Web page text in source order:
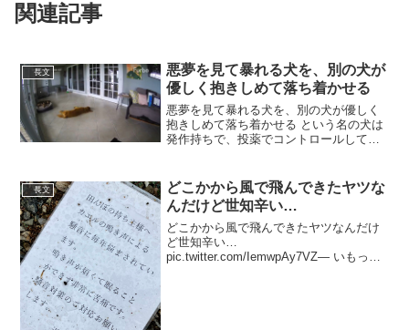
関連記事
長文
悪夢を見て暴れる犬を、別の犬が
優しく抱きしめて落ち着かせる
悪夢を見て暴れる犬を、別の犬が優しく
抱きしめて落ち着かせる という名の犬は
発作持ちで、投薬でコントロールしてる
て発作を起こしたLakerを助けてくれると
のこと。 p...
長文
どこかから風で飛んできたヤツな
んだけど世知辛い…
どこかから風で飛んできたヤツなんだけ
ど世知辛い…
pic.twitter.com/IemwpAy7VZ— いもっち